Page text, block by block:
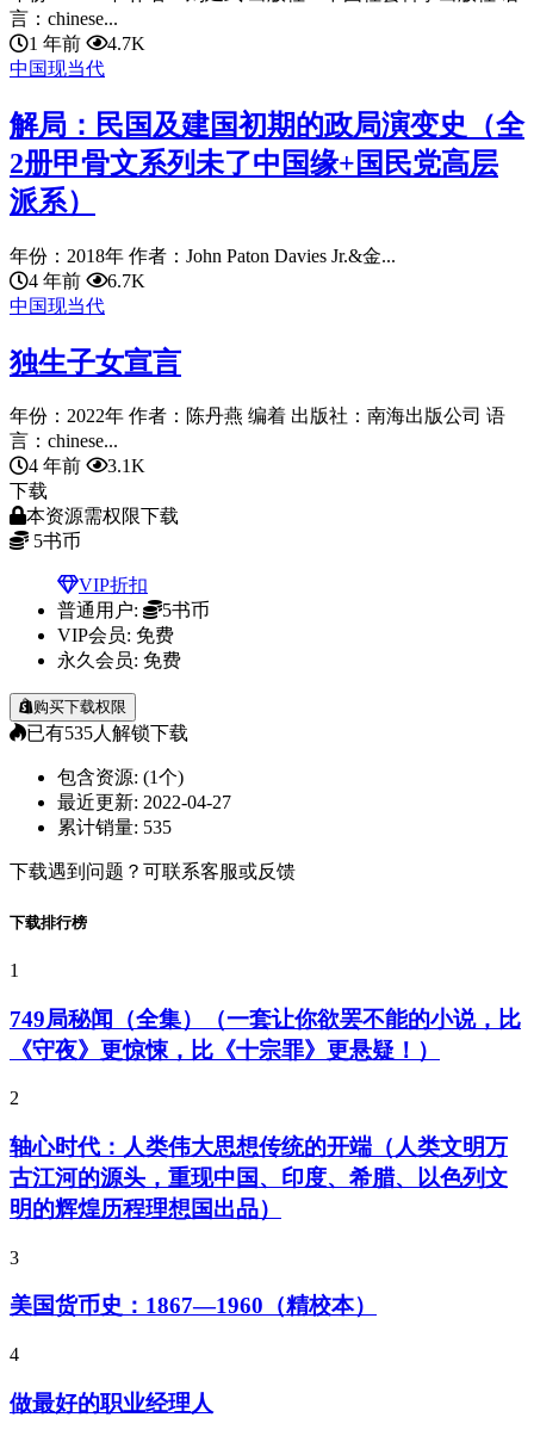
言：chinese...
1 年前
4.7K
中国现当代
解局：民国及建国初期的政局演变史（全
2册甲骨文系列未了中国缘+国民党高层
派系）
年份：2018年 作者：John Paton Davies Jr.&金...
4 年前
6.7K
中国现当代
独生子女宣言
年份：2022年 作者：陈丹燕 编着 出版社：南海出版公司 语
言：chinese...
4 年前
3.1K
下载
本资源需权限下载
5书币
VIP折扣
普通用户:
5书币
VIP会员: 免费
永久会员: 免费
购买下载权限
已有535人解锁下载
包含资源: (1个)
最近更新: 2022-04-27
累计销量: 535
下载遇到问题？可联系客服或反馈
下载排行榜
1
749局秘闻（全集）（一套让你欲罢不能的小说，比
《守夜》更惊悚，比《十宗罪》更悬疑！）
2
轴心时代：人类伟大思想传统的开端（人类文明万
古江河的源头，重现中国、印度、希腊、以色列文
明的辉煌历程理想国出品）
3
美国货币史：1867—1960（精校本）
4
做最好的职业经理人